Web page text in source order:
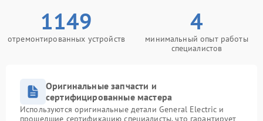
1149
отремонтированных устройств
4
минимальный опыт работы
специалистов
Оригинальные запчасти и
сертифицированные мастера
Используются оригинальные детали General Electric и
прошедшие сертификацию специалисты, что гарантирует